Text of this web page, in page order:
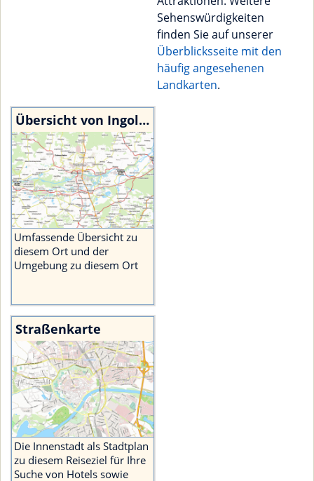
Sehenswürdigkeiten
finden Sie auf unserer
Überblicksseite mit den
häufig angesehenen
Landkarten.
Übersicht von Ingolstadt
Umfassende Übersicht zu
diesem Ort und der
Umgebung zu diesem Ort
Straßenkarte
Die Innenstadt als Stadtplan
zu diesem Reiseziel für Ihre
Suche von Hotels sowie